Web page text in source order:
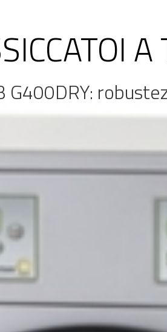
G400DRY: